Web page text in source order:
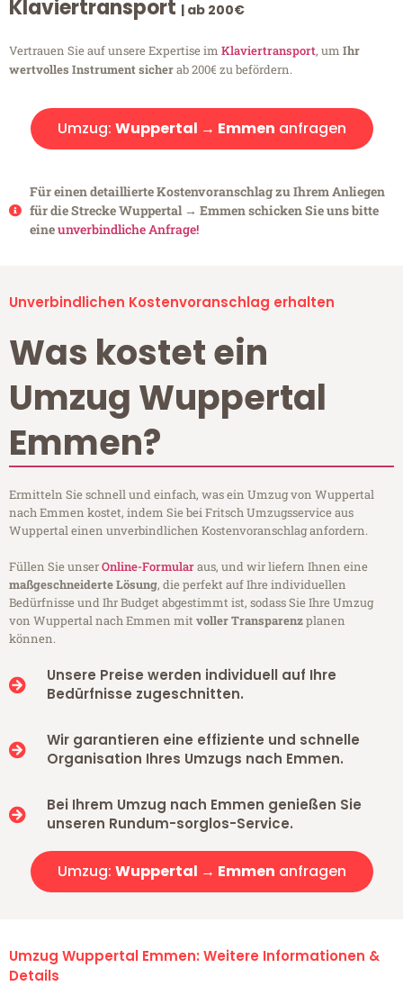
Klaviertransport | ab 200€
Vertrauen Sie auf unsere Expertise im Klaviertransport, um Ihr
wertvolles Instrument sicherab 200€ zu befördern.
Umzug: Wuppertal → Emmen anfragen
Für einen detaillierte Kostenvoranschlag zu Ihrem Anliegen
für die Strecke Wuppertal → Emmen schicken Sie uns bitte
eineunverbindliche Anfrage!
Unverbindlichen Kostenvoranschlag erhalten
Was kostet ein
Umzug Wuppertal
Emmen?
Ermitteln Sie schnell und einfach, was ein Umzug von Wuppertal
nach Emmen kostet, indem Sie bei Fritsch Umzugsservice aus
Wuppertal einen unverbindlichen Kostenvoranschlag anfordern.
Füllen Sie unserOnline-Formularaus, und wir liefern Ihnen eine
maßgeschneiderte Lösung, die perfekt auf Ihre individuellen
Bedürfnisse und Ihr Budget abgestimmt ist, sodass Sie Ihre Umzug
von Wuppertal nach Emmen mitvoller Transparenzplanen
können.
Unsere Preise werden individuell auf Ihre
Bedürfnisse zugeschnitten.
Wir garantieren eine effiziente und schnelle
Organisation Ihres Umzugs nach Emmen.
Bei Ihrem Umzug nach Emmen genießen Sie
unseren Rundum-sorglos-Service.
Umzug: Wuppertal → Emmen anfragen
Umzug Wuppertal Emmen: Weitere Informationen &
Details